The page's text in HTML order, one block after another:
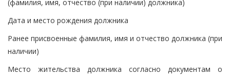
(фамилия, имя, отчество (при наличии) должника)
Дата и место рождения должника
Ранее присвоенные фамилия, имя и отчество должника (при
наличии)
Место жительства должника согласно документам о